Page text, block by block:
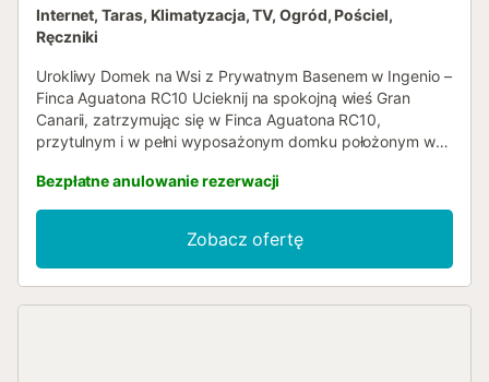
Internet, Taras, Klimatyzacja, TV, Ogród, Pościel,
Ręczniki
Urokliwy Domek na Wsi z Prywatnym Basenem w Ingenio –
Finca Aguatona RC10 Ucieknij na spokojną wieś Gran
Canarii, zatrzymując się w Finca Aguatona RC10,
przytulnym i w pełni wyposażonym domku położonym w
działce o powierzchni 1300 m² oferuje komfort,
prywatność i tradycyjny kanaryjski urok – idealny dla par,
rodzin lub małych grup do 5 osób. Domek posiada jedną
dwuosobową sypialnię z klimatyzacją, łóżko piętrowe w
części dziennej oraz rozkładaną sofę dwuosobową, co
Bezpłatne anulowanie rezerwacji
Zobacz ofertę